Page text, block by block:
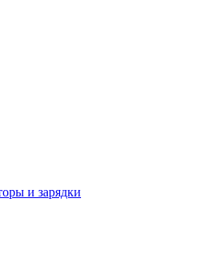
и зарядки